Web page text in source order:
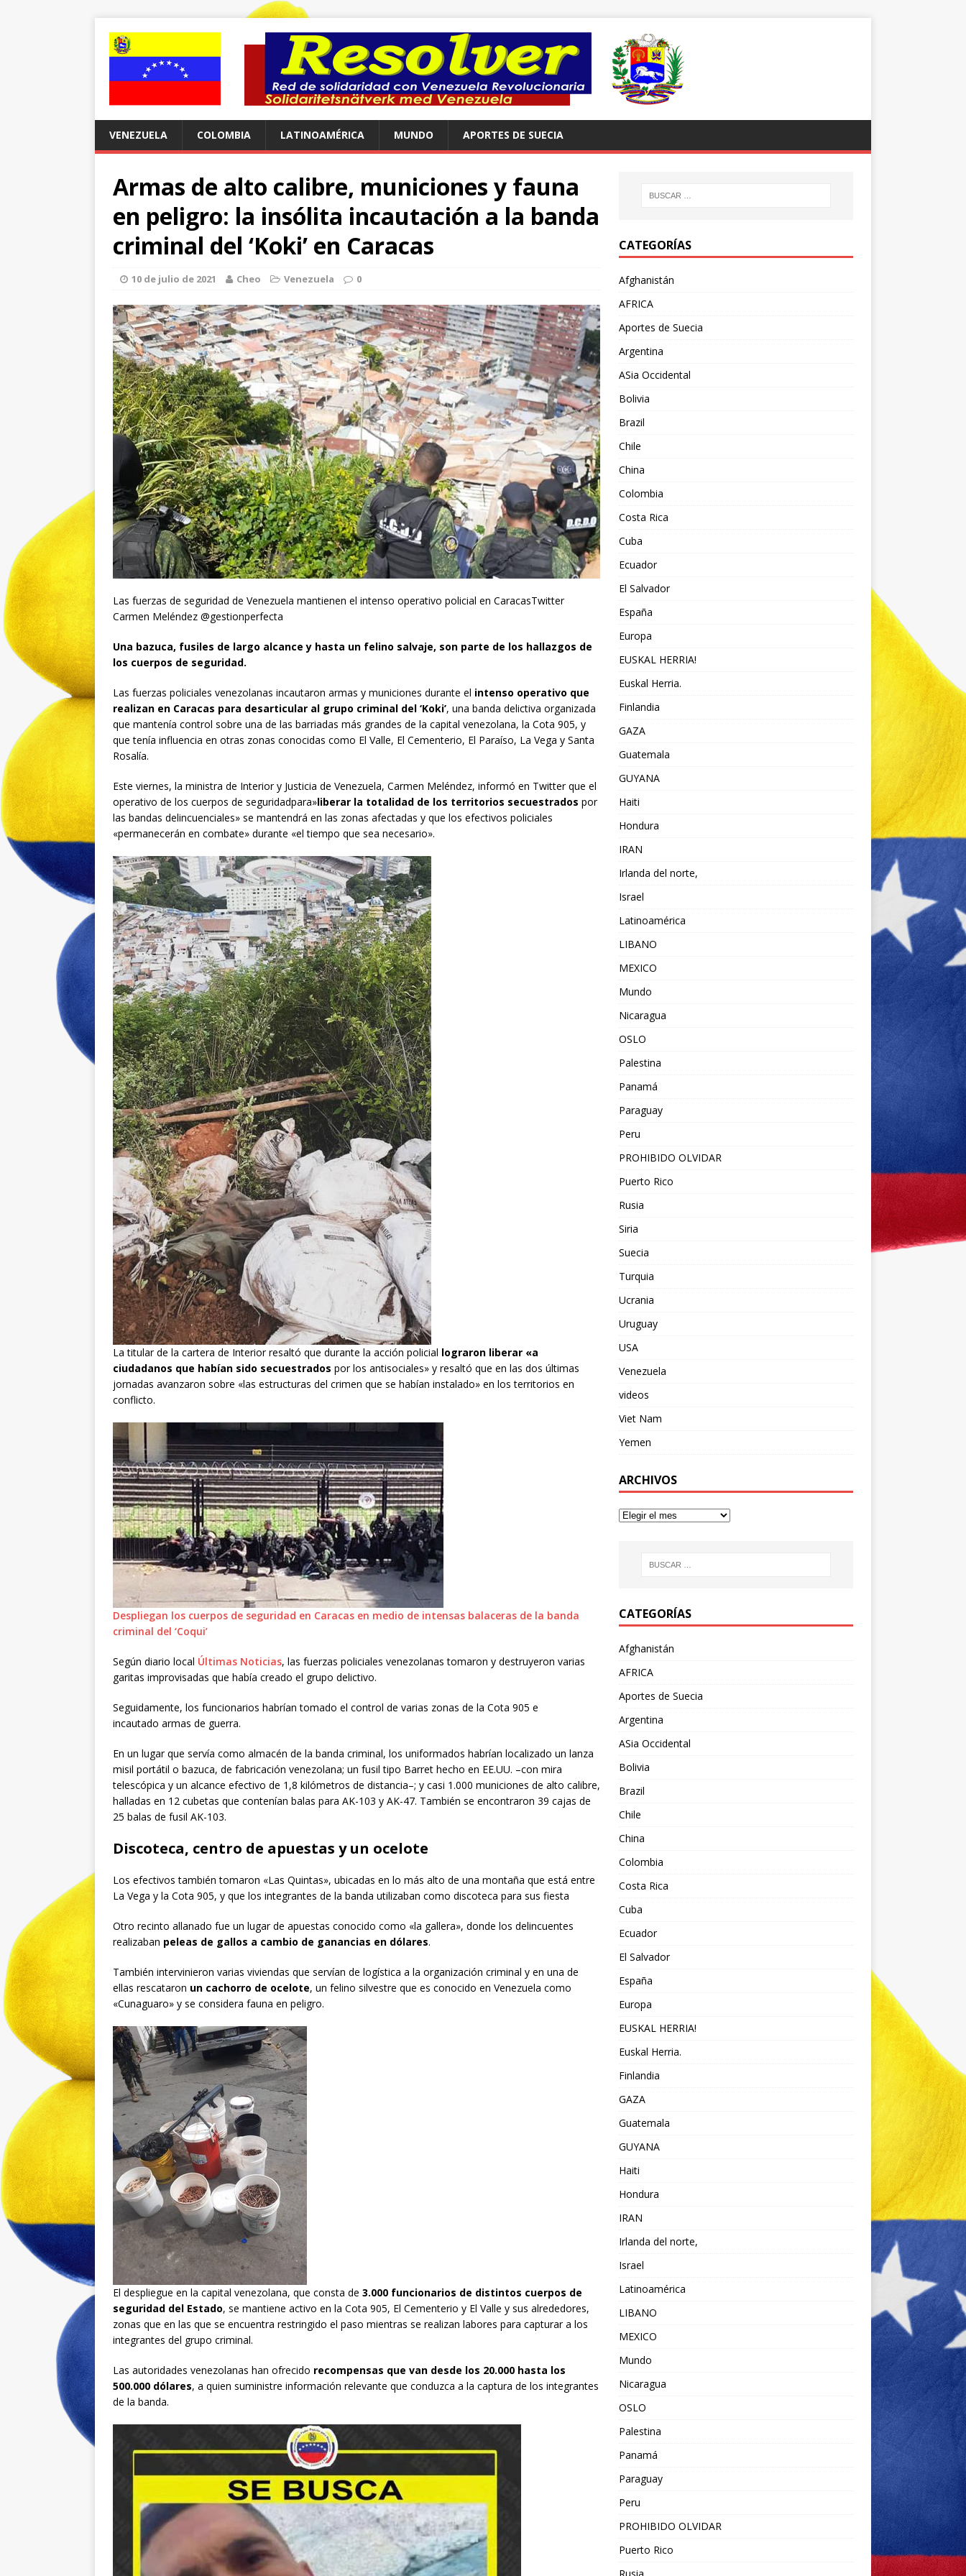
VENEZUELA COLOMBIA LATINOAMÉRICA MUNDO APORTES DE SUECIA
Armas de alto calibre, municiones y fauna
en peligro: la insólita incautación a la banda
criminal del ‘Koki’ en Caracas
10 de julio de 2021 Cheo Venezuela 0
Las fuerzas de seguridad de Venezuela mantienen el intenso operativo policial en CaracasTwitter
Carmen Meléndez @gestionperfecta
Una bazuca, fusiles de largo alcance y hasta un felino salvaje, son parte de los hallazgos de
los cuerpos de seguridad.
Las fuerzas policiales venezolanas incautaron armas y municiones durante el intenso operativo que
realizan en Caracas para desarticular al grupo criminal del ‘Koki’, una banda delictiva organizada
que mantenía control sobre una de las barriadas más grandes de la capital venezolana, la Cota 905, y
que tenía influencia en otras zonas conocidas como El Valle, El Cementerio, El Paraíso, La Vega y Santa
Rosalía.
Este viernes, la ministra de Interior y Justicia de Venezuela, Carmen Meléndez, informó en Twitter que el
operativo de los cuerpos de seguridadpara»liberar la totalidad de los territorios secuestrados por
las bandas delincuenciales» se mantendrá en las zonas afectadas y que los efectivos policiales
«permanecerán en combate» durante «el tiempo que sea necesario».
La titular de la cartera de Interior resaltó que durante la acción policial lograron liberar «a
ciudadanos que habían sido secuestrados por los antisociales» y resaltó que en las dos últimas
jornadas avanzaron sobre «las estructuras del crimen que se habían instalado» en los territorios en
conflicto.
Despliegan los cuerpos de seguridad en Caracas en medio de intensas balaceras de la banda
criminal del ‘Coqui’
Según diario local Últimas Noticias, las fuerzas policiales venezolanas tomaron y destruyeron varias
garitas improvisadas que había creado el grupo delictivo.
Seguidamente, los funcionarios habrían tomado el control de varias zonas de la Cota 905 e
incautado armas de guerra.
En un lugar que servía como almacén de la banda criminal, los uniformados habrían localizado un lanza
misil portátil o bazuca, de fabricación venezolana; un fusil tipo Barret hecho en EE.UU. –con mira
telescópica y un alcance efectivo de 1,8 kilómetros de distancia–; y casi 1.000 municiones de alto calibre,
halladas en 12 cubetas que contenían balas para AK-103 y AK-47. También se encontraron 39 cajas de
25 balas de fusil AK-103.
Discoteca, centro de apuestas y un ocelote
Los efectivos también tomaron «Las Quintas», ubicadas en lo más alto de una montaña que está entre
La Vega y la Cota 905, y que los integrantes de la banda utilizaban como discoteca para sus fiesta
Otro recinto allanado fue un lugar de apuestas conocido como «la gallera», donde los delincuentes
realizaban peleas de gallos a cambio de ganancias en dólares.
También intervinieron varias viviendas que servían de logística a la organización criminal y en una de
ellas rescataron un cachorro de ocelote, un felino silvestre que es conocido en Venezuela como
«Cunaguaro» y se considera fauna en peligro.
El despliegue en la capital venezolana, que consta de 3.000 funcionarios de distintos cuerpos de
seguridad del Estado, se mantiene activo en la Cota 905, El Cementerio y El Valle y sus alrededores,
zonas que en las que se encuentra restringido el paso mientras se realizan labores para capturar a los
integrantes del grupo criminal.
Las autoridades venezolanas han ofrecido recompensas que van desde los 20.000 hasta los
500.000 dólares, a quien suministre información relevante que conduzca a la captura de los integrantes
de la banda.
CATEGORÍAS
Afghanistán
AFRICA
Aportes de Suecia
Argentina
ASia Occidental
Bolivia
Brazil
Chile
China
Colombia
Costa Rica
Cuba
Ecuador
El Salvador
España
Europa
EUSKAL HERRIA!
Euskal Herria.
Finlandia
GAZA
Guatemala
GUYANA
Haiti
Hondura
IRAN
Irlanda del norte,
Israel
Latinoamérica
LIBANO
MEXICO
Mundo
Nicaragua
OSLO
Palestina
Panamá
Paraguay
Peru
PROHIBIDO OLVIDAR
Puerto Rico
Rusia
Siria
Suecia
Turquia
Ucrania
Uruguay
USA
Venezuela
videos
Viet Nam
Yemen
ARCHIVOS
CATEGORÍAS
Afghanistán
AFRICA
Aportes de Suecia
Argentina
ASia Occidental
Bolivia
Brazil
Chile
China
Colombia
Costa Rica
Cuba
Ecuador
El Salvador
España
Europa
EUSKAL HERRIA!
Euskal Herria.
Finlandia
GAZA
Guatemala
GUYANA
Haiti
Hondura
IRAN
Irlanda del norte,
Israel
Latinoamérica
LIBANO
MEXICO
Mundo
Nicaragua
OSLO
Palestina
Panamá
Paraguay
Peru
PROHIBIDO OLVIDAR
Puerto Rico